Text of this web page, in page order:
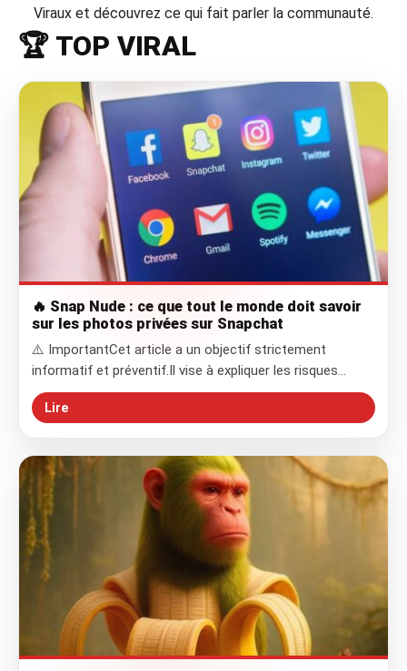
Viraux et découvrez ce qui fait parler la communauté.
🏆 TOP VIRAL
🔥 Snap Nude : ce que tout le monde doit savoir
sur les photos privées sur Snapchat
⚠️ ImportantCet article a un objectif strictement
informatif et préventif.Il vise à expliquer les risques…
Lire